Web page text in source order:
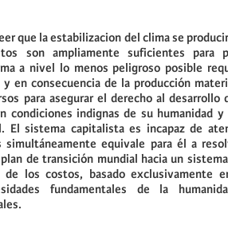
que la estabilizacion del clima se
son ampliamente suficientes para
a nivel lo menos peligroso posible
y en consecuencia de la producción
para asegurar el derecho al
condiciones indignas de su humanidad
El sistema capitalista es incapaz de
simultáneamente equivale para él a
de transición mundial hacia un
de los costos, basado exclusivamente
fundamentales de la